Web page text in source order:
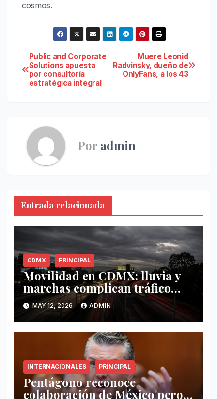
cosmos.
Navegación
de
Muere Leonid
Radvinsky, dueño de
OnlyFans, a los 43
Public and Corporate
Solutions apuesta
por consultoría
estratégica integral
Por admin
Entrada relacionada
CDMX PRINCIPAL
Movilidad en CDMX: lluvia y
marchas complican tráfico
este 12 de mayo
MAY 12, 2026 ADMIN
INTERNACIONALES PRINCIPAL
Pentágono reconoce
colaboración de México pero